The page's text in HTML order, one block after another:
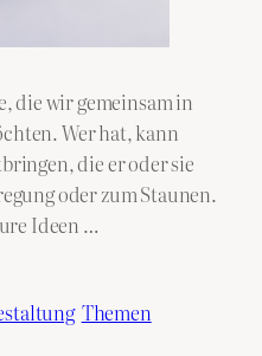
die wir gemeinsam in
Wer hat, kann
die er oder sie
oder zum Staunen.
Ideen …
Themen